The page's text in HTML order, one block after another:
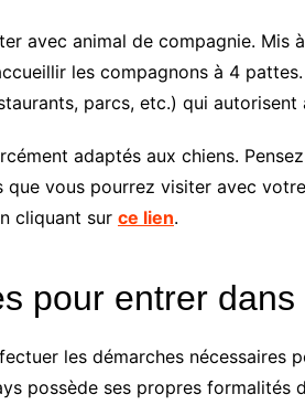
animal de compagnie. Mis à
les compagnons à 4
parcs, etc.) qui autorisent
adaptés aux chiens.
vous pourrez visiter avec
cliquant sur ce lien.
pour entrer dans
les démarches nécessaires
possède ses propres formalités